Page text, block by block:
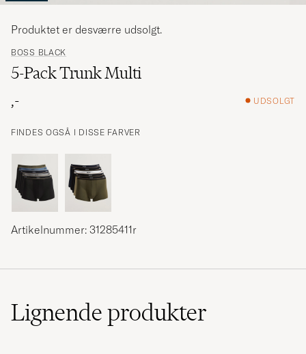
BOSS BLACK
5-Pack Trunk Multi
,-
UDSOLGT
FINDES OGSÅ I DISSE FARVER
Produktet er desværre udsolgt.
Artikelnummer: 31285411r
Lignendeprodukter